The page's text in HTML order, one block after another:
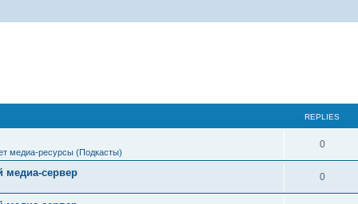
REPLIES
медиа-ресурсы (Подкасты)
0R
e
сервер 0R
e